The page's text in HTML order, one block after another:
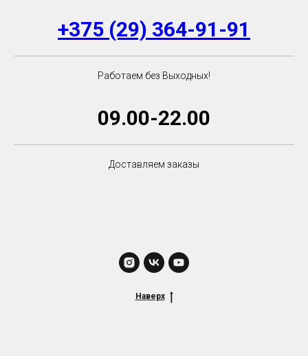
+375 (29) 364-91-91
Работаем без Выходных!
09.00-22.00
Доставляем заказы
Наверх